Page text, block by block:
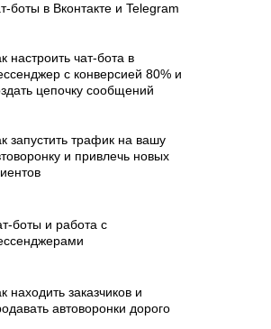
настроить чат-бота в
с конверсией 80% и
цепочку сообщений
боты в Вконтакте и Telegram
запустить трафик на вашу
и привлечь новых
боты и работа с
находить заказчиков и
автоворонки дорого
часть экосистемы